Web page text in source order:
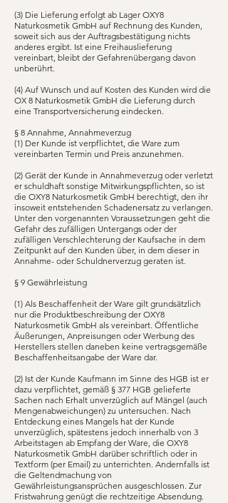
(3) Die Lieferung erfolgt ab Lager OXY8
Naturkosmetik GmbH auf Rechnung des Kunden,
soweit sich aus der Auftragsbestätigung nichts
anderes ergibt. Ist eine Freihauslieferung
vereinbart, bleibt der Gefahrenübergang davon
unberührt.
(4) Auf Wunsch und auf Kosten des Kunden wird die
OX 8 Naturkosmetik GmbH die Lieferung durch
eine Transportversicherung eindecken.
§ 8 Annahme, Annahmeverzug
(1) Der Kunde ist verpflichtet, die Ware zum
vereinbarten Termin und Preis anzunehmen.
(2) Gerät der Kunde in Annahmeverzug oder verletzt
er schuldhaft sonstige Mitwirkungspflichten, so ist
die OXY8 Naturkosmetik GmbH berechtigt, den ihr
insoweit entstehenden Schadenersatz zu verlangen.
Unter den vorgenannten Voraussetzungen geht die
Gefahr des zufälligen Untergangs oder der
zufälligen Verschlechterung der Kaufsache in dem
Zeitpunkt auf den Kunden über, in dem dieser in
Annahme- oder Schuldnerverzug geraten ist.
§ 9 Gewährleistung
(1) Als Beschaffenheit der Ware gilt grundsätzlich
nur die Produktbeschreibung der OXY8
Naturkosmetik GmbH als vereinbart. Öffentliche
Äußerungen, Anpreisungen oder Werbung des
Herstellers stellen daneben keine vertragsgemäße
Beschaffenheitsangabe der Ware dar.
(2) Ist der Kunde Kaufmann im Sinne des HGB ist er
dazu verpflichtet, gemäß § 377 HGB gelieferte
Sachen nach Erhalt unverzüglich auf Mängel (auch
Mengenabweichungen) zu untersuchen. Nach
Entdeckung eines Mangels hat der Kunde
unverzüglich, spätestens jedoch innerhalb von 3
Arbeitstagen ab Empfang der Ware, die OXY8
Naturkosmetik GmbH darüber schriftlich oder in
Textform (per Email) zu unterrichten. Andernfalls ist
die Geltendmachung von
Gewährleistungsansprüchen ausgeschlossen. Zur
Fristwahrung genügt die rechtzeitige Absendung.